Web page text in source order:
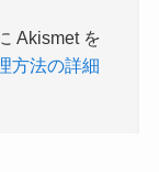
Akismet を
方法の詳細